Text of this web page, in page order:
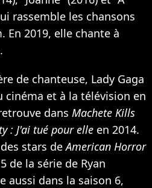
rassemble les chansons
2019, elle chante à
de chanteuse, Lady Gaga
et à la télévision en
dans Machete Kills
: J'ai tué pour elle en 2014.
stars deAmerican Horror
de la série de Ryan
aussi dans la saison 6,